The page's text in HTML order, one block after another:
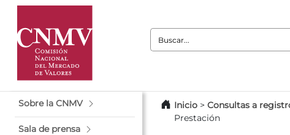
Buscar:
Sobre la CNMV
Sala de prensa
Inicio > Consultas a
Prestación